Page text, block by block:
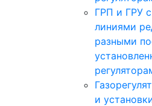
ГРП и ГРУ
линиями
разными
и